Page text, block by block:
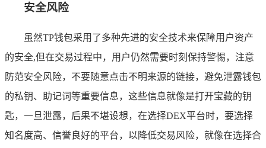
安全风险
虽然TP钱包采用了多种先进的安全技术来保障用户资产
的安全,但在交易过程中，用户仍然需要时刻保持警惕，注意
防范安全风险，不要随意点击不明来源的链接，避免泄露钱包
的私钥、助记词等重要信息，这些信息就像是打开宝藏的钥
匙，一旦泄露，后果不堪设想，在选择DEX平台时，要选择
知名度高、信誉良好的平台，以降低交易风险，就像在选择合